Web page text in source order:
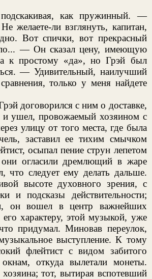
как пружинный. —
желаете-ли взглянуть, капитан,
Вот спички, вот прекрасный
— Он сказал цену, имеющую
к простому «да», но Грэй был
— Удивительный, наилучший
только у меня найдете
договорился с ним о доставке,
и ушел, провожаемый хозяином с
улицу от того места, где была
заставил ее тихим смычком
осыпал пение струн лепетом
они огласили дремлющий в жаре
что следует ему делать дальше.
высоте духовного зрения, с
и подсказы действительности;
он вошел в центр важнейших
характеру, этой музыкой, уже
придумал. Миновав переулок,
выступление. К тому
флейтист с видом забитого
откуда вылетали монеты.
тот, вытирая вспотевший